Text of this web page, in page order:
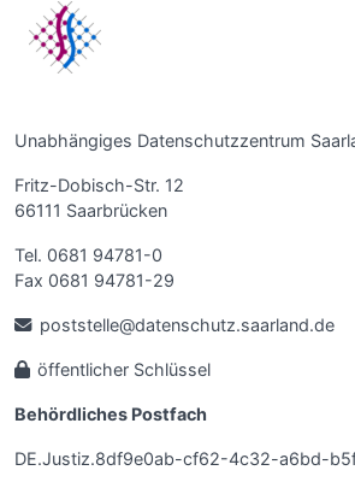
Unabhängiges Datenschutzzentrum
Fritz-Dobisch-Str. 12
66111 Saarbrücken
Tel. 0681 94781-0
Fax 0681 94781-29
poststelle@datenschutz.saarland.de
öffentlicher Schlüssel
Behördliches Postfach
DE.Justiz.8df9e0ab-cf62-4c32-a6bd-